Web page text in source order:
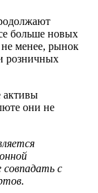
больше новых
менее, рынок
розничных
активы
они не
с